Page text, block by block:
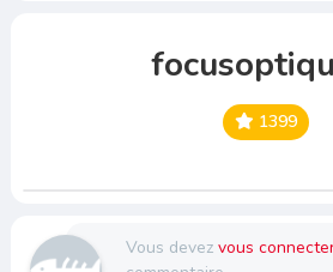
1399
Vous devez vous